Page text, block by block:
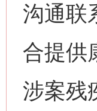
沟通联
合提供
涉案残